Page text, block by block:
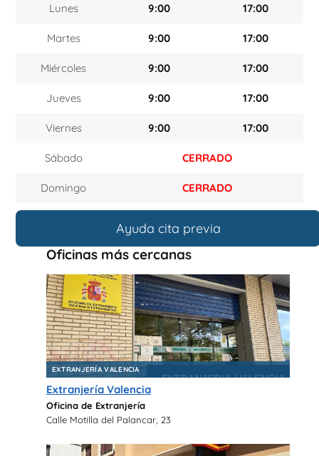
Lunes 9:00 17:00
Martes 9:00 17:00
Miércoles 9:00 17:00
Jueves 9:00 17:00
Viernes 9:00 17:00
Sábado CERRADO
Domingo CERRADO
Ayuda cita previa
Oficinas más cercanas
EXTRANJERÍA VALENCIA
Extranjería Valencia
Oficina de Extranjería
Calle Motilla del Palancar, 23